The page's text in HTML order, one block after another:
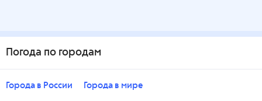
Погода по городам
Города в России Города в мире